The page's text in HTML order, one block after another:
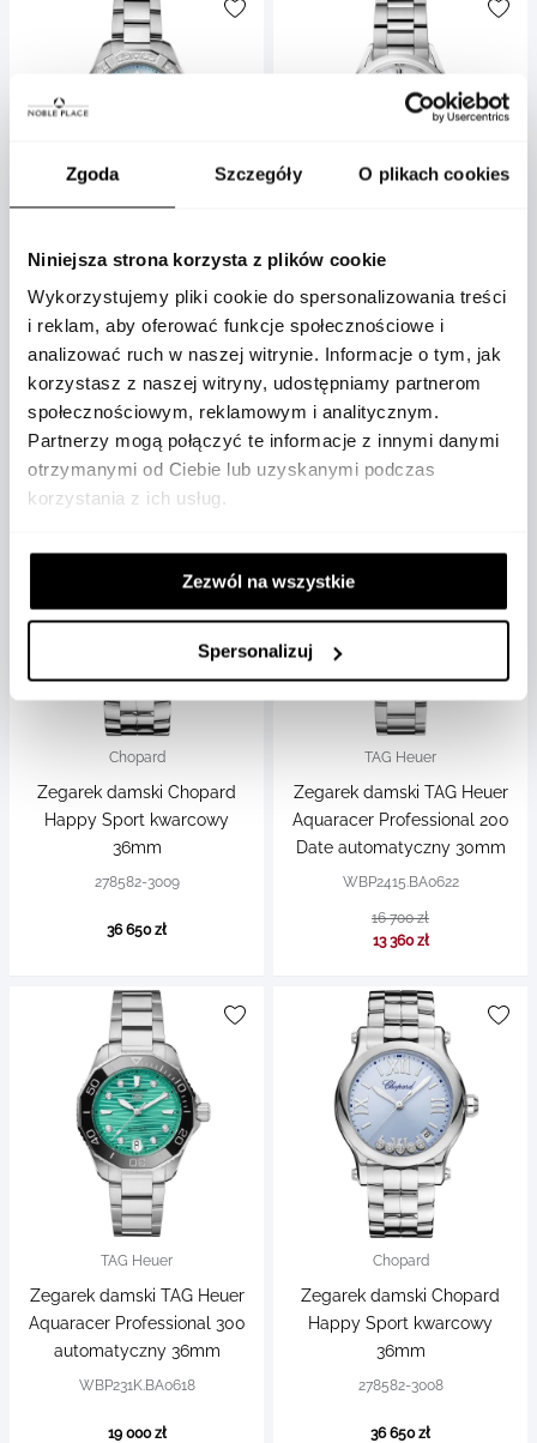
Zgoda Szczegóły O plikach cookies
Niniejsza strona korzysta z plików cookie
Wykorzystujemy pliki cookie do spersonalizowania treści
i reklam, aby oferować funkcje społecznościowe i
analizować ruch w naszej witrynie. Informacje o tym, jak
korzystasz z naszej witryny, udostępniamy partnerom
społecznościowym, reklamowym i analitycznym.
Partnerzy mogą połączyć te informacje z innymi danymi
otrzymanymi od Ciebie lub uzyskanymi podczas
korzystania z ich usług.
Zezwól na wszystkie
Spersonalizuj
TAG Heuer
Zegarek damski TAG Heuer
Aquaracer Professional 200
Solargraph kwarcowy 34mm
WBP1314.BA0005
23 800 zł
TAG Heuer
Zegarek damski TAG Heuer
Carrera Date automatyczny
29mm
WBN2410.BA0621
14 200 zł
Chopard
Zegarek damski Chopard
Happy Sport kwarcowy
36mm
278582-3009
36 650 zł
TAG Heuer
Zegarek damski TAG Heuer
Aquaracer Professional 200
Date automatyczny 30mm
WBP2415.BA0622
16 700 zł
13 360 zł
TAG Heuer
Zegarek damski TAG Heuer
Aquaracer Professional 300
automatyczny 36mm
WBP231K.BA0618
19 000 zł
Chopard
Zegarek damski Chopard
Happy Sport kwarcowy
36mm
278582-3008
36 650 zł